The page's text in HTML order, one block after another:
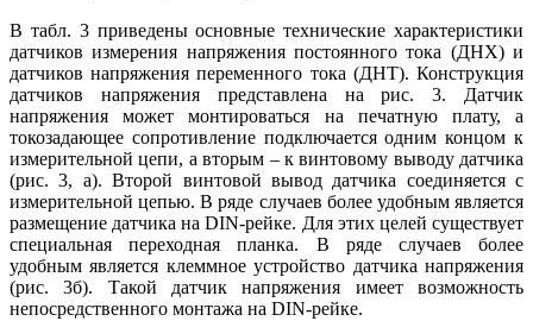
В табл. 3 приведены основные технические характеристики
датчиков измерения напряжения постоянного тока (ДНХ) и
датчиков напряжения переменного тока (ДНТ). Конструкция
датчиков напряжения представлена на рис. 3. Датчик
напряжения может монтироваться на печатную плату, а
токозадающее сопротивление подключается одним концом к
измерительной цепи, а вторым – к винтовому выводу датчика
(рис. 3, а). Второй винтовой вывод датчика соединяется с
измерительной цепью. В ряде случаев более удобным является
размещение датчика на DIN-рейке. Для этих целей существует
специальная переходная планка. В ряде случаев более
удобным является клеммное устройство датчика напряжения
(рис. 3б). Такой датчик напряжения имеет возможность
непосредственного монтажа на DIN-рейке.